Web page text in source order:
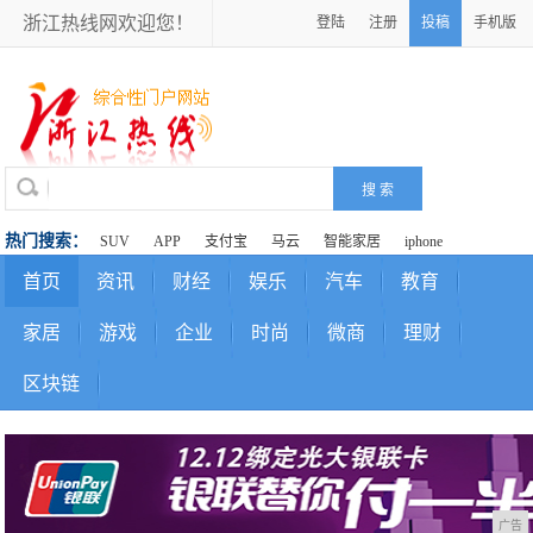
浙江热线网欢迎您！ 登陆 注册 投稿 手机版
热门搜索： SUV APP 支付宝 马云 智能家居 iphone
首页 资讯 财经 娱乐 汽车 教育
家居 游戏 企业 时尚 微商 理财
区块链
广告